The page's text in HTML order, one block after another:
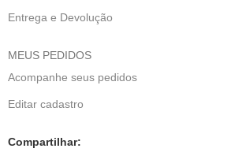
Entrega e Devolução
MEUS PEDIDOS
Acompanhe seus pedidos
Editar cadastro
Compartilhar: